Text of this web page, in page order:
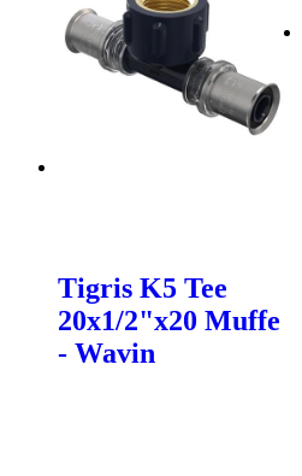
Tigris K5 Tee
20x1/2"x20 Muffe
- Wavin